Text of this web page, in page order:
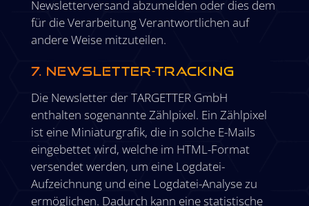
Newsletterversand abzumelden oder dies dem
für die Verarbeitung Verantwortlichen auf
andere Weise mitzuteilen.
7. Newsletter-Tracking
Die Newsletter der TARGETTER GmbH
enthalten sogenannte Zählpixel. Ein Zählpixel
ist eine Miniaturgrafik, die in solche E-Mails
eingebettet wird, welche im HTML-Format
versendet werden, um eine Logdatei-
Aufzeichnung und eine Logdatei-Analyse zu
ermöglichen. Dadurch kann eine statistische